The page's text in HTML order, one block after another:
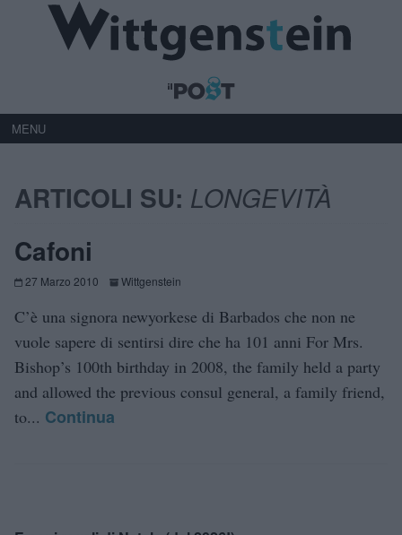
MENU
ARTICOLI SU: LONGEVITÀ
Cafoni
27 Marzo 2010 Wittgenstein
C’è una signora newyorkese di Barbados che non ne
vuole sapere di sentirsi dire che ha 101 anni For Mrs.
Bishop’s 100th birthday in 2008, the family held a party
and allowed the previous consul general, a family friend,
to... Continua